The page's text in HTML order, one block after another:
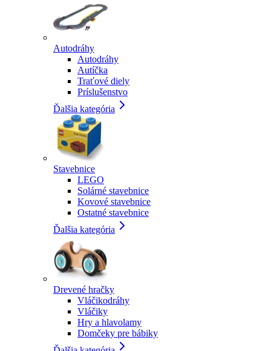
Autodráhy
Autodráhy
Autíčka
Traťové diely
Príslušenstvo
Ďalšia kategória
Stavebnice
LEGO
Solárné stavebnice
Kovové stavebnice
Ostatné stavebnice
Ďalšia kategória
Drevené hračky
Vláčikodráhy
Vláčiky
Hry a hlavolamy
Domčeky pre bábiky